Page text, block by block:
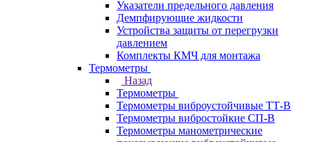
Указатели предельного давления
Демпфирующие жидкости
Устройства защиты от перегрузки
давлением
Комплекты КМЧ для монтажа
Термометры
Назад
Термометры
Термометры виброустойчивые ТТ-В
Термометры вибростойкие СП-В
Термометры манометрические